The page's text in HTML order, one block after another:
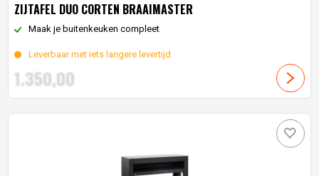
ZIJTAFEL DUO CORTEN BRAAIMASTER
Maak je buitenkeuken compleet
Leverbaar met iets langere levertijd
1.350,00